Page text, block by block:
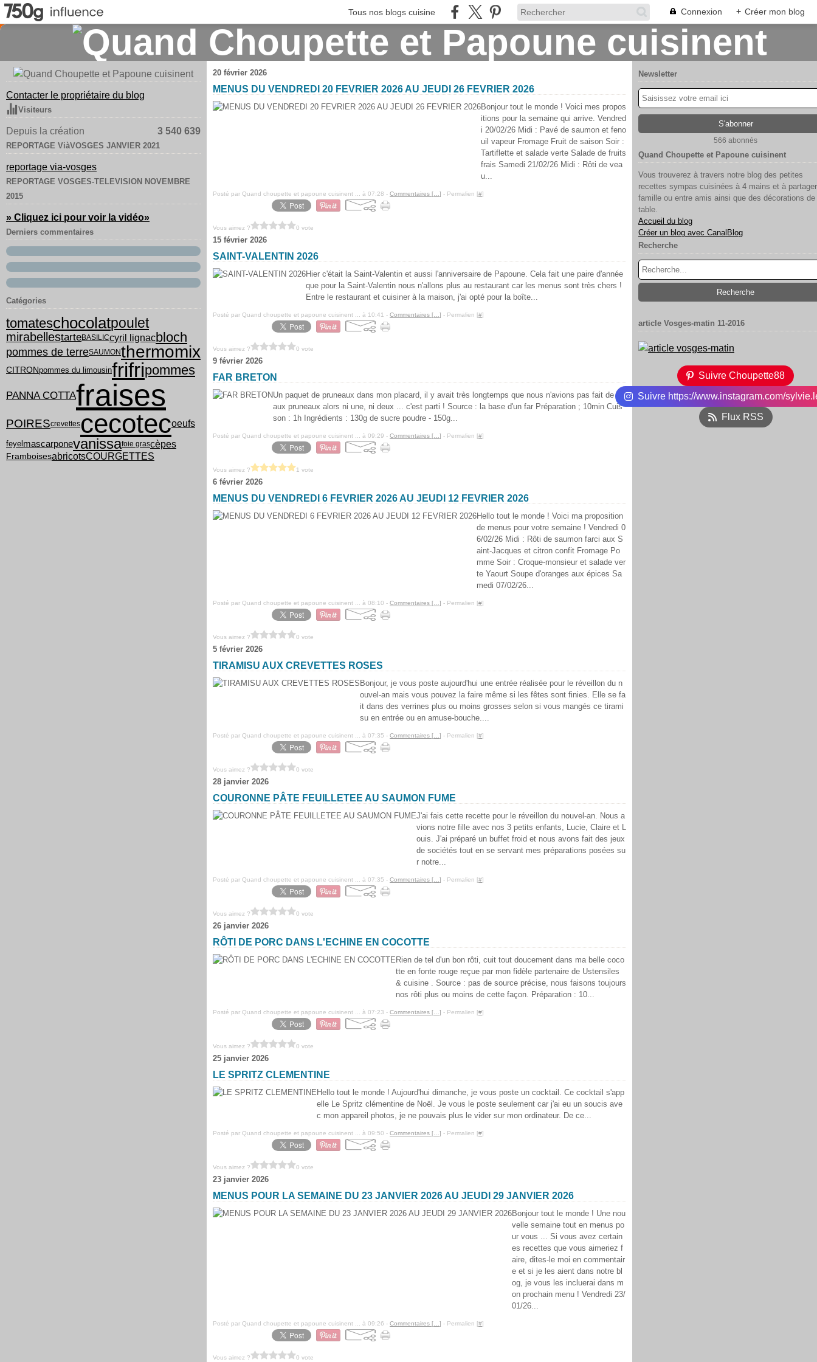
Tous nos blogs cuisine Connexion + Créer mon blog
Contacter le propriétaire du blog
Visiteurs
Depuis la création 3 540 639
REPORTAGE ViàVOSGES JANVIER 2021
reportage via-vosges
REPORTAGE VOSGES-TELEVISION NOVEMBRE
2015
» Cliquez ici pour voir la vidéo»
Derniers commentaires
Catégories
tomateschocolatpoulet
mirabellestarteBASILICcyril lignacbloch
pommes de terreSAUMONthermomix
CITRONpommes du limousinfrifripommes
PANNA COTTAfraises
POIREScrevettescecotecoeufs
feyel mascarponevanissafoie grascèpes
FramboisesabricotsCOURGETTES
20 février 2026
MENUS DU VENDREDI 20 FEVRIER 2026 AU JEUDI 26 FEVRIER 2026
Bonjour tout le monde ! Voici mes propos
itions pour la semaine qui arrive. Vendred
i 20/02/26 Midi : Pavé de saumon et feno
uil vapeur Fromage Fruit de saison Soir :
Tartiflette et salade verte Salade de fruits
frais Samedi 21/02/26 Midi : Rôti de vea
u...
Posté par Quand choupette et papoune cuisinent ... à 07:28 - Commentaires [ ] - Permalien [#]
Vous aimez ? 0 vote
15 février 2026
SAINT-VALENTIN 2026
Hier c'était la Saint-Valentin et aussi l'anniversaire de Papoune. Cela fait une paire d'année
que pour la Saint-Valentin nous n'allons plus au restaurant car les menus sont très chers !
Entre le restaurant et cuisiner à la maison, j'ai opté pour la boîte...
Posté par Quand choupette et papoune cuisinent ... à 10:41 - Commentaires [ ] - Permalien [#]
Vous aimez ? 0 vote
9 février 2026
FAR BRETON
Un paquet de pruneaux dans mon placard, il y avait très longtemps que nous n'avions pas fait de far
aux pruneaux alors ni une, ni deux ... c'est parti ! Source : la base d'un far Préparation ; 10min Cuis
son : 1h Ingrédients : 130g de sucre poudre - 150g...
Posté par Quand choupette et papoune cuisinent ... à 09:29 - Commentaires [ ] - Permalien [#]
Vous aimez ? 1 vote
6 février 2026
MENUS DU VENDREDI 6 FEVRIER 2026 AU JEUDI 12 FEVRIER 2026
Hello tout le monde ! Voici ma proposition
de menus pour votre semaine ! Vendredi 0
6/02/26 Midi : Rôti de saumon farci aux S
aint-Jacques et citron confit Fromage Po
mme Soir : Croque-monsieur et salade ver
te Yaourt Soupe d'oranges aux épices Sa
medi 07/02/26...
Posté par Quand choupette et papoune cuisinent ... à 08:10 - Commentaires [ ] - Permalien [#]
Vous aimez ? 0 vote
5 février 2026
TIRAMISU AUX CREVETTES ROSES
Bonjour, je vous poste aujourd'hui une entrée réalisée pour le réveillon du n
ouvel-an mais vous pouvez la faire même si les fêtes sont finies. Elle se fa
it dans des verrines plus ou moins grosses selon si vous mangés ce tirami
su en entrée ou en amuse-bouche....
Posté par Quand choupette et papoune cuisinent ... à 07:35 - Commentaires [ ] - Permalien [#]
Vous aimez ? 0 vote
28 janvier 2026
COURONNE PÂTE FEUILLETEE AU SAUMON FUME
J'ai fais cette recette pour le réveillon du nouvel-an. Nous a
vions notre fille avec nos 3 petits enfants, Lucie, Claire et L
ouis. J'ai préparé un buffet froid et nous avons fait des jeux
de sociétés tout en se servant mes préparations posées su
r notre...
Posté par Quand choupette et papoune cuisinent ... à 07:35 - Commentaires [ ] - Permalien [#]
Vous aimez ? 0 vote
26 janvier 2026
RÔTI DE PORC DANS L'ECHINE EN COCOTTE
Rien de tel d'un bon rôti, cuit tout doucement dans ma belle coco
tte en fonte rouge reçue par mon fidèle partenaire de Ustensiles
& cuisine . Source : pas de source précise, nous faisons toujours
nos rôti plus ou moins de cette façon. Préparation : 10...
Posté par Quand choupette et papoune cuisinent ... à 07:23 - Commentaires [ ] - Permalien [#]
Vous aimez ? 0 vote
25 janvier 2026
LE SPRITZ CLEMENTINE
Hello tout le monde ! Aujourd'hui dimanche, je vous poste un cocktail. Ce cocktail s'app
elle Le Spritz clémentine de Noël. Je vous le poste seulement car j'ai eu un soucis ave
c mon appareil photos, je ne pouvais plus le vider sur mon ordinateur. De ce...
Posté par Quand choupette et papoune cuisinent ... à 09:50 - Commentaires [ ] - Permalien [#]
Vous aimez ? 0 vote
23 janvier 2026
MENUS POUR LA SEMAINE DU 23 JANVIER 2026 AU JEUDI 29 JANVIER 2026
Bonjour tout le monde ! Une nou
velle semaine tout en menus po
ur vous ... Si vous avez certain
es recettes que vous aimeriez f
aire, dites-le moi en commentair
e et si je les aient dans notre bl
og, je vous les incluerai dans m
on prochain menu ! Vendredi 23/
01/26...
Posté par Quand choupette et papoune cuisinent ... à 09:26 - Commentaires [ ] - Permalien [#]
Vous aimez ? 0 vote
Newsletter
566 abonnés
Quand Choupette et Papoune cuisinent
Vous trouverez à travers notre blog des petites
recettes sympas cuisinées à 4 mains et à
famille ou entre amis ainsi que des décorations de
table.
Accueil du blog
Créer un blog avec CanalBlog
Recherche
article Vosges-matin 11-2016
Suivre Choupette88
Suivre https://www.instagram.com/
Flux RSS